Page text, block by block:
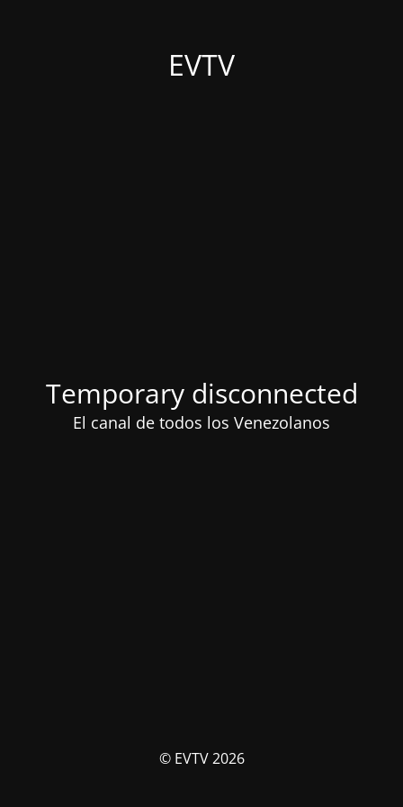
EVTV
Temporary disconnected
El canal de todos los Venezolanos
© EVTV 2026